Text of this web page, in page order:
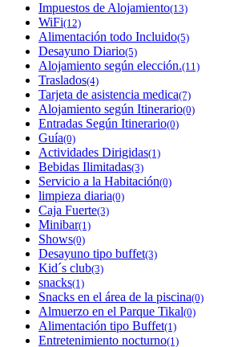
Impuestos de Alojamiento(13)
WiFi(12)
Alimentación todo Incluido(5)
Desayuno Diario(5)
Alojamiento según elección.(11)
Traslados(4)
Tarjeta de asistencia medica(7)
Alojamiento según Itinerario(0)
Entradas Según Itinerario(0)
Guía(0)
Actividades Dirigidas(1)
Bebidas Ilimitadas(3)
Servicio a la Habitación(0)
limpieza diaria(0)
Caja Fuerte(3)
Minibar(1)
Shows(0)
Desayuno tipo buffet(3)
Kid´s club(3)
snacks(1)
Snacks en el área de la piscina(0)
Almuerzo en el Parque Tikal(0)
Alimentación tipo Buffet(1)
Entretenimiento nocturno(1)